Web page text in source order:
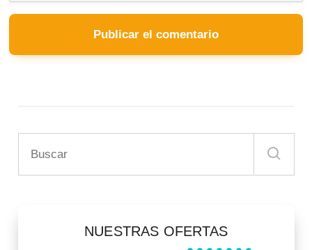
NUESTRAS OFERTAS